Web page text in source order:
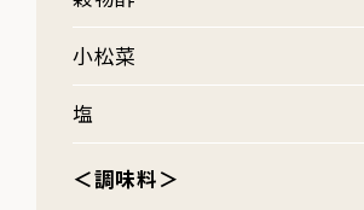
小松菜
塩
＜調味料＞